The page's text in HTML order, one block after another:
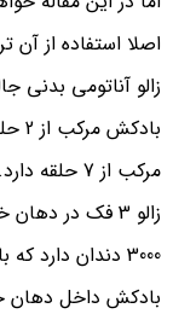
اصلا استفاده از آن
زالو آناتومی
مرکب از 7 حلقه دارد.
3000 دندان
بادکش داخل دهان